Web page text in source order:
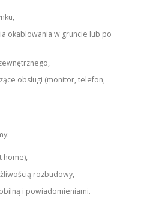
okablowania w gruncie lub po
obsługi (monitor, telefon,
home),
rozbudowy,
i powiadomieniami.